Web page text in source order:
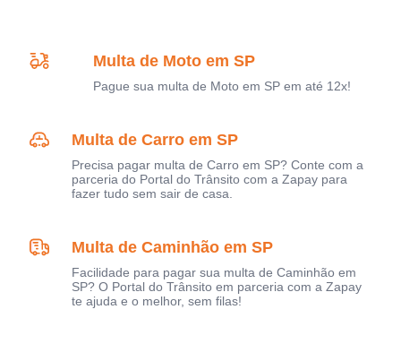
Multa de Moto em SP
Pague sua multa de Moto em SP em até 12x!
Multa de Carro em SP
Precisa pagar multa de Carro em SP? Conte com a
parceria do Portal do Trânsito com a Zapay para
fazer tudo sem sair de casa.
Multa de Caminhão em SP
Facilidade para pagar sua multa de Caminhão em
SP? O Portal do Trânsito em parceria com a Zapay
te ajuda e o melhor, sem filas!